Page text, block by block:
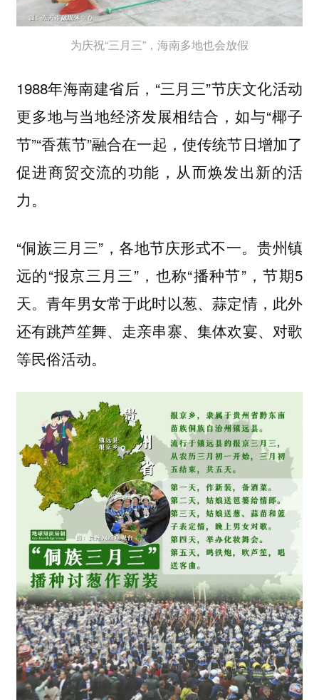
为庆祝“三月三”，海南多地也会放假
1988年海南建省后，“三月三”节庆文化活动
更多地与当地经济发展相结合，如与“椰子
节”“香蕉节”融合在一起，使传统节日增加了
促进商贸交流的功能，从而焕发出新的活
力。
“侗族三月三”，各地节庆形式不一。贵州镇
远的“报京三月三”，也称“播种节”，节期5
天。青年男女常于此时以葱、蒜定情，此外
还有跳芦笙舞、走亲串寨、集体欢宴、对歌
等民俗活动。